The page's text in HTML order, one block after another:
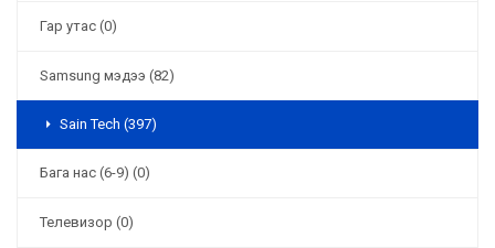
Гар утас (0)
Samsung мэдээ (82)
Sain Tech (397)
Бага нас (6-9) (0)
Телевизор (0)